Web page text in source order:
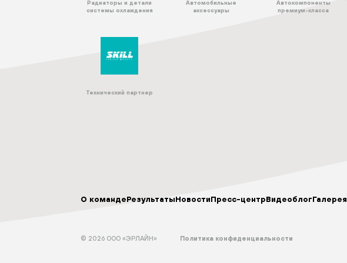
Радиаторы и детали
системы охлаждения
Автомобильные
аксессуары
Автокомпоненты
премиум-класса
Технический партнер
О командеРезультатыНовостиПресс-центрВидеоблогГалерея
© 2026 ООО «ЭРЛАЙН» Политика конфиденциальности